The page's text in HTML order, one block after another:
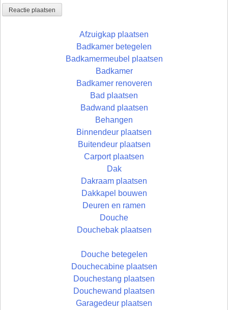
Afzuigkap plaatsen
Badkamer betegelen
Badkamermeubel plaatsen
Badkamer
Badkamer renoveren
Bad plaatsen
Badwand plaatsen
Behangen
Binnendeur plaatsen
Buitendeur plaatsen
Carport plaatsen
Dak
Dakraam plaatsen
Dakkapel bouwen
Deuren en ramen
Douche
Douchebak plaatsen
Douche betegelen
Douchecabine plaatsen
Douchestang plaatsen
Douchewand plaatsen
Garagedeur plaatsen